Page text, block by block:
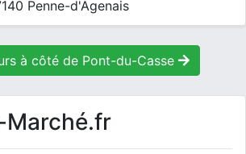
Penne-d'Agenais
à côté de Pont-du-Casse